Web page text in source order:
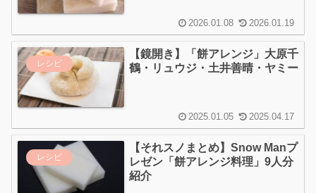
2026.01.08 2026.01.19
レシピ
【鏡開き】「餅アレンジ」大原千
鶴・リュウジ・土井善晴・ヤミー
2025.01.05 2025.04.17
レシピ
【それスノまとめ】Snow Manプ
レゼン「餅アレンジ料理」9人分
紹介